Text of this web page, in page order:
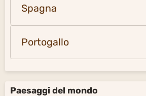
Spagna
Portogallo
Paesaggi del mondo